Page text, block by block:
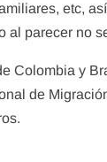
etc,
al parecer no
Colombia y
de